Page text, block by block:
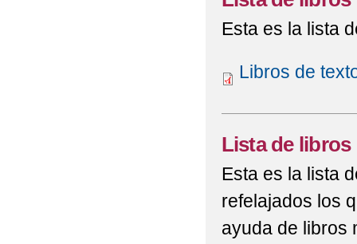
Esta es la lista
Libros de
Lista de libros
Esta es la lista
refelajados los
ayuda de libros